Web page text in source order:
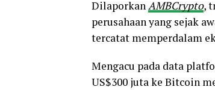
DilaporkanAMBCrypto,
perusahaan yang sejak
tercatat memperdalam
Mengacu pada data
US$300 juta ke Bitcoin